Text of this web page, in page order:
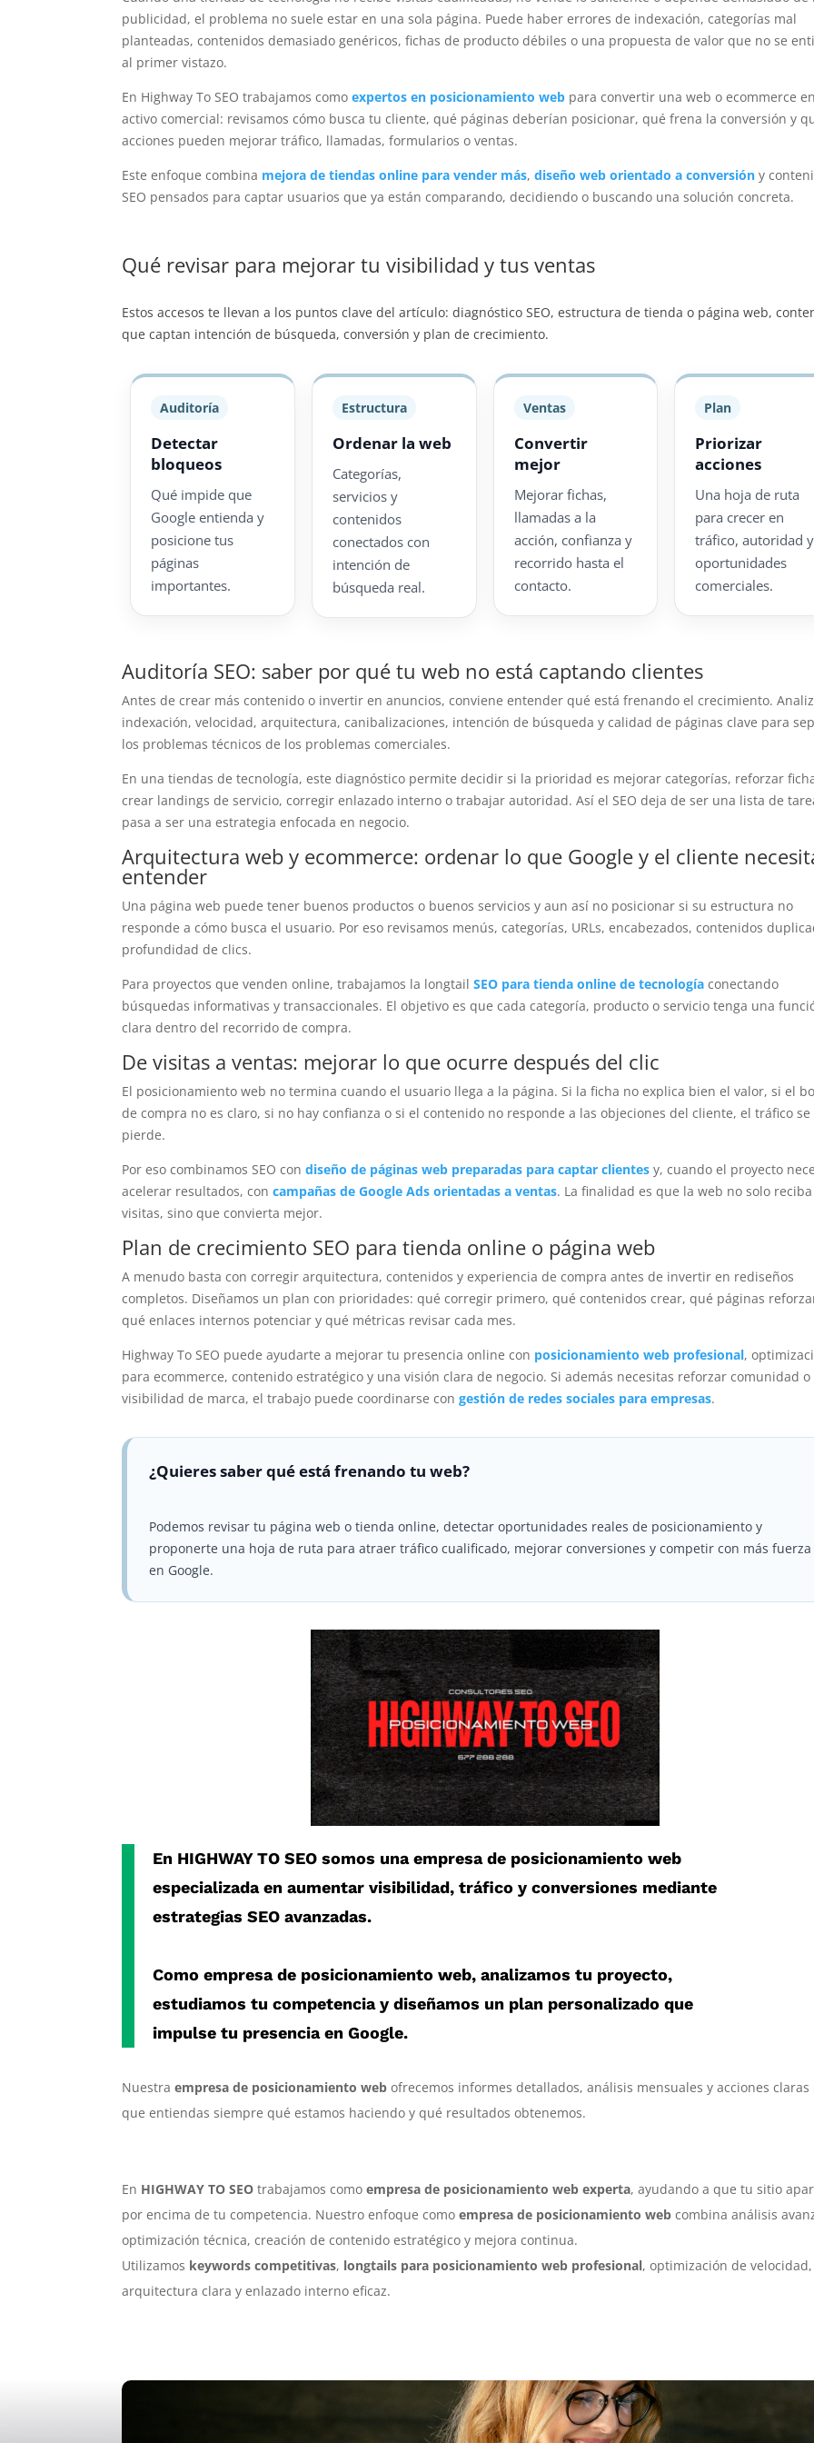
publicidad, el problema no suele estar en una sola página. Puede haber errores de indexación, categorías mal
planteadas, contenidos demasiado genéricos, fichas de producto débiles o una propuesta de valor que no se
al primer vistazo.
En Highway To SEO trabajamos comoexpertos en posicionamiento web para convertir una web o ecommerce
activo comercial: revisamos cómo busca tu cliente, qué páginas deberían posicionar, qué frena la conversión y
acciones pueden mejorar tráfico, llamadas, formularios o ventas.
Este enfoque combina mejora de tiendas online para vender más,diseño web orientado a conversión y
SEO pensados para captar usuarios que ya están comparando, decidiendo o buscando una solución concreta.
Qué revisar para mejorar tu visibilidad y tus ventas
Estos accesos te llevan a los puntos clave del artículo: diagnóstico SEO, estructura de tienda o página web,
que captan intención de búsqueda, conversión y plan de crecimiento.
Auditoría
Detectar
bloqueos
Qué impide que
Google entienda y
posicione tus
páginas
importantes.
Estructura
Ordenar la web
Categorías,
servicios y
contenidos
conectados con
intención de
búsqueda real.
Ventas
Convertir
mejor
Mejorar fichas,
llamadas a la
acción, confianza y
recorrido hasta el
contacto.
Plan
Priorizar
acciones
Una hoja de ruta
para crecer en
tráfico, autoridad y
oportunidades
comerciales.
Auditoría SEO: saber por qué tu web no está captando clientes
Antes de crear más contenido o invertir en anuncios, conviene entender qué está frenando el crecimiento.
indexación, velocidad, arquitectura, canibalizaciones, intención de búsqueda y calidad de páginas clave para
los problemas técnicos de los problemas comerciales.
En una tiendas de tecnología, este diagnóstico permite decidir si la prioridad es mejorar categorías, reforzar
crear landings de servicio, corregir enlazado interno o trabajar autoridad. Así el SEO deja de ser una lista de
pasa a ser una estrategia enfocada en negocio.
Arquitectura web y ecommerce: ordenar lo que Google y el cliente
entender
Una página web puede tener buenos productos o buenos servicios y aun así no posicionar si su estructura no
responde a cómo busca el usuario. Por eso revisamos menús, categorías, URLs, encabezados, contenidos
profundidad de clics.
Para proyectos que venden online, trabajamos la longtailSEO para tienda online de tecnología conectando
búsquedas informativas y transaccionales. El objetivo es que cada categoría, producto o servicio tenga una
clara dentro del recorrido de compra.
De visitas a ventas: mejorar lo que ocurre después del clic
El posicionamiento web no termina cuando el usuario llega a la página. Si la ficha no explica bien el valor, si el
de compra no es claro, si no hay confianza o si el contenido no responde a las objeciones del cliente, el tráfico se
pierde.
Por eso combinamos SEO condiseño de páginas web preparadas para captar clientes y, cuando el proyecto
acelerar resultados, concampañas de Google Ads orientadas a ventas. La finalidad es que la web no solo reciba
visitas, sino que convierta mejor.
Plan de crecimiento SEO para tienda online o página web
A menudo basta con corregir arquitectura, contenidos y experiencia de compra antes de invertir en rediseños
completos. Diseñamos un plan con prioridades: qué corregir primero, qué contenidos crear, qué páginas
qué enlaces internos potenciar y qué métricas revisar cada mes.
Highway To SEO puede ayudarte a mejorar tu presencia online con posicionamiento web profesional,
para ecommerce, contenido estratégico y una visión clara de negocio. Si además necesitas reforzar comunidad o
visibilidad de marca, el trabajo puede coordinarse congestión de redes sociales para empresas.
¿Quieres saber qué está frenando tu web?
Podemos revisar tu página web o tienda online, detectar oportunidades reales de posicionamiento y
proponerte una hoja de ruta para atraer tráfico cualificado, mejorar conversiones y competir con más fuerza
en Google.
En HIGHWAY TO SEO somos unaempresa de posicionamiento web
especializada en aumentar visibilidad, tráfico y conversiones mediante
estrategias SEO avanzadas.
Comoempresa de posicionamiento web, analizamos tu proyecto,
estudiamos tu competencia y diseñamos un plan personalizado que
impulse tu presencia en Google.
Nuestraempresa de posicionamiento web ofrecemos informes detallados, análisis mensuales y acciones claras
que entiendas siempre qué estamos haciendo y qué resultados obtenemos.
En HIGHWAY TO SEO trabajamos comoempresa de posicionamiento web experta, ayudando a que tu sitio
por encima de tu competencia. Nuestro enfoque comoempresa de posicionamiento web combina análisis
optimización técnica, creación de contenido estratégico y mejora continua.
Utilizamos keywords competitivas, longtails para posicionamiento web profesional, optimización de velocidad,
arquitectura clara y enlazado interno eficaz.